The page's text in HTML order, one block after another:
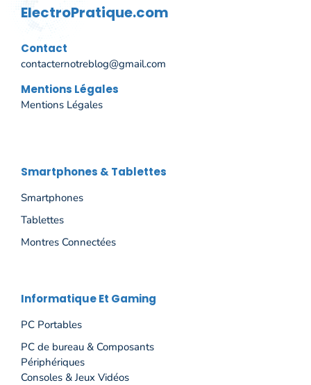
ElectroPratique.com
Contact
contacternotreblog@gmail.com
Mentions Légales
Mentions Légales
Smartphones & Tablettes
Smartphones
Tablettes
Montres Connectées
Informatique Et Gaming
PC Portables
PC de bureau & Composants
Périphériques
Consoles & Jeux Vidéos